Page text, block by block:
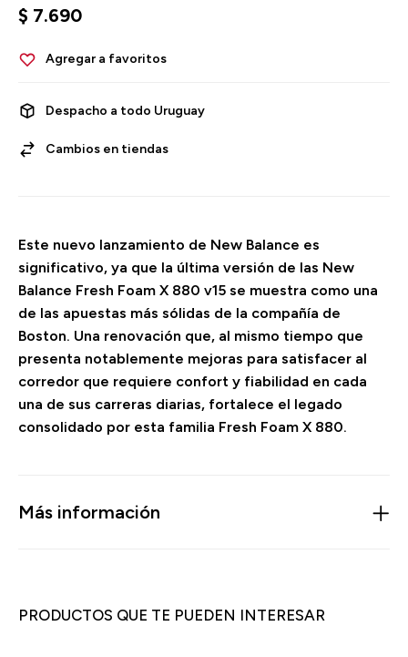
$ 7.690
Despacho a todo Uruguay
Cambios en tiendas
Este nuevo lanzamiento de New Balance es
significativo, ya que la última versión de las New
Balance Fresh Foam X 880 v15 se muestra como una
de las apuestas más sólidas de la compañía de
Boston. Una renovación que, al mismo tiempo que
presenta notablemente mejoras para satisfacer al
corredor que requiere confort y fiabilidad en cada
una de sus carreras diarias, fortalece el legado
consolidado por esta familia Fresh Foam X 880.
Más información
PRODUCTOS QUE TE PUEDEN INTERESAR